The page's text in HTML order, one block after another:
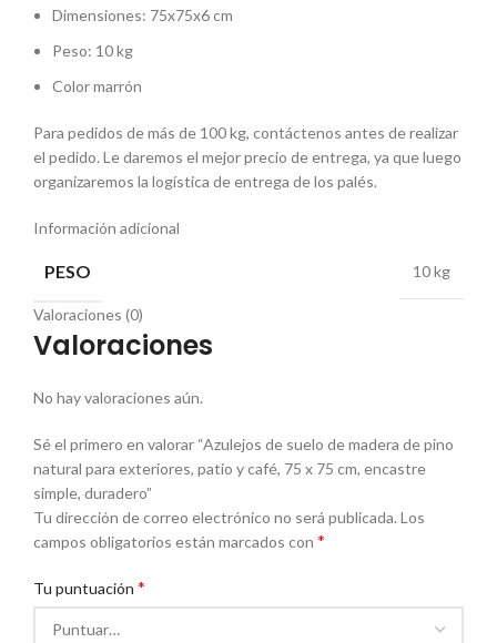
Dimensiones: 75x75x6 cm
Peso: 10 kg
Color marrón
Para pedidos de más de 100 kg, contáctenos antes de realizar
el pedido. Le daremos el mejor precio de entrega, ya que luego
organizaremos la logística de entrega de los palés.
Información adicional
PESO 10 kg
Valoraciones (0)
Valoraciones
No hay valoraciones aún.
Sé el primero en valorar “Azulejos de suelo de madera de pino
natural para exteriores, patio y café, 75 x 75 cm, encastre
simple, duradero”
Tu dirección de correo electrónico no será publicada. Los
campos obligatorios están marcados con *
Tu puntuación *